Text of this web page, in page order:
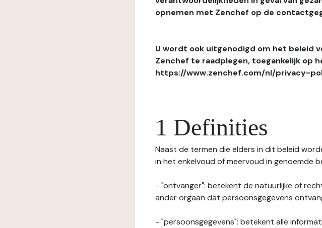
opnemen met Zenchef op de
U wordt ook uitgenodigd om het beleid
Zenchef te raadplegen, toegankelijk op
https://www.zenchef.com/nl/privacy-
1 Definities
Naast de termen die elders in dit beleid
in het enkelvoud of meervoud in genoemde
- "ontvanger": betekent de natuurlijke of
ander orgaan dat persoonsgegevens
- "persoonsgegevens": betekent alle